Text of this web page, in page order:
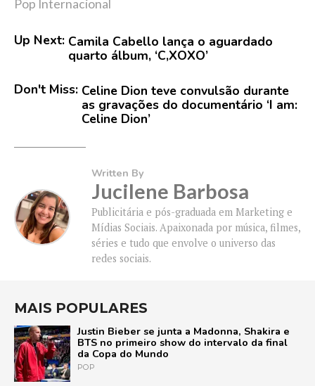
Pop Internacional
Up Next: Camila Cabello lança o aguardado
quarto álbum, ‘C,XOXO’
Don't Miss: Celine Dion teve convulsão durante
as gravações do documentário ‘I am:
Celine Dion’
Written By
Jucilene Barbosa
Publicitária e pós-graduada em Marketing e
Mídias Sociais. Apaixonada por música, filmes,
séries e tudo que envolve o universo das
redes sociais.
MAIS POPULARES
Justin Bieber se junta a Madonna, Shakira e
BTS no primeiro show do intervalo da final
da Copa do Mundo
POP